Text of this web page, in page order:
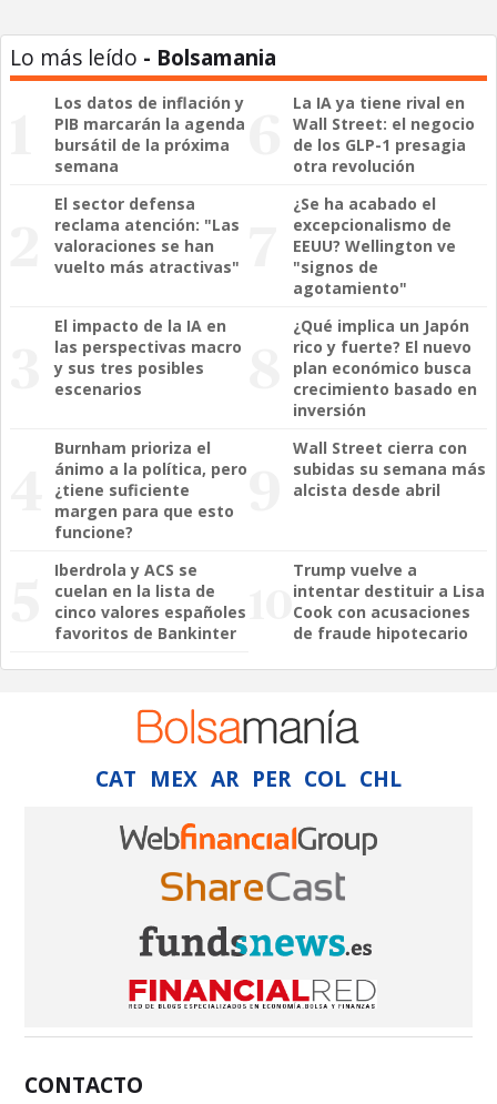
Lo más leído - Bolsamania
Los datos de inflación y
PIB marcarán la agenda
bursátil de la próxima
semana
El sector defensa
reclama atención: "Las
valoraciones se han
vuelto más atractivas"
El impacto de la IA en
las perspectivas macro
y sus tres posibles
escenarios
Burnham prioriza el
ánimo a la política, pero
¿tiene suficiente
margen para que esto
funcione?
Iberdrola y ACS se
cuelan en la lista de
cinco valores españoles
favoritos de Bankinter
La IA ya tiene rival en
Wall Street: el negocio
de los GLP-1 presagia
otra revolución
¿Se ha acabado el
excepcionalismo de
EEUU? Wellington ve
"signos de
agotamiento"
¿Qué implica un Japón
rico y fuerte? El nuevo
plan económico busca
crecimiento basado en
inversión
Wall Street cierra con
subidas su semana más
alcista desde abril
Trump vuelve a
intentar destituir a Lisa
Cook con acusaciones
de fraude hipotecario
CAT MEX AR PER COL CHL
CONTACTO